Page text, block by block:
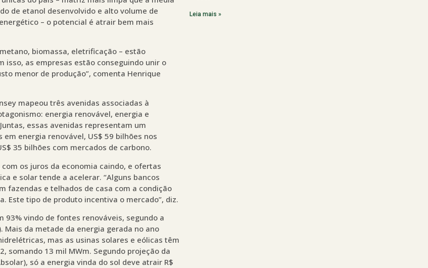
de etanol desenvolvido e alto volume de
– o potencial é atrair bem mais
biomassa, eletrificação – estão
isso, as empresas estão conseguindo unir o
menor de produção”, comenta Henrique
mapeou três avenidas associadas à
energia renovável, energia e
essas avenidas representam um
em energia renovável, US$ 59 bilhões nos
35 bilhões com mercados de carbono.
os juros da economia caindo, e ofertas
e solar tende a acelerar. “Alguns bancos
fazendas e telhados de casa com a condição
Este tipo de produto incentiva o mercado”, diz.
93% vindo de fontes renováveis, segundo a
Mais da metade da energia gerada no ano
mas as usinas solares e eólicas têm
somando 13 mil MWm. Segundo projeção da
só a energia vinda do sol deve atrair R$
Leia mais »